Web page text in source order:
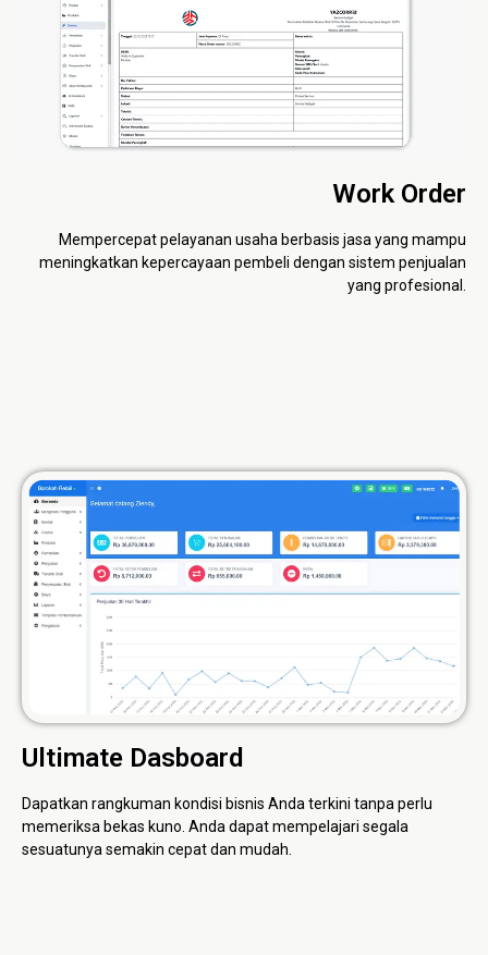
Work Order
Mempercepat pelayanan usaha berbasis jasa yang mampu
meningkatkan kepercayaan pembeli dengan sistem penjualan
yang profesional.
Ultimate Dasboard
Dapatkan rangkuman kondisi bisnis Anda terkini tanpa perlu
memeriksa bekas kuno. Anda dapat mempelajari segala
sesuatunya semakin cepat dan mudah.